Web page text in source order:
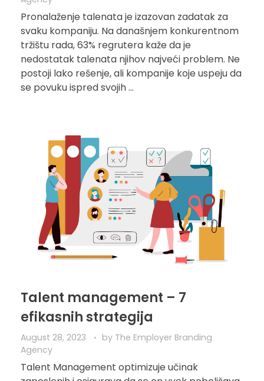
Pronalaženje talenata je izazovan zadatak za
svaku kompaniju. Na današnjem konkurentnom
tržištu rada, 63% regrutera kaže da je
nedostatak talenata njihov najveći problem. Ne
postoji lako rešenje, ali kompanije koje uspeju da
se povuku ispred svojih ...
Talent management – 7
efikasnih strategija
August 28, 2023 by The Employer Branding
Agency
Talent Management optimizuje učinak